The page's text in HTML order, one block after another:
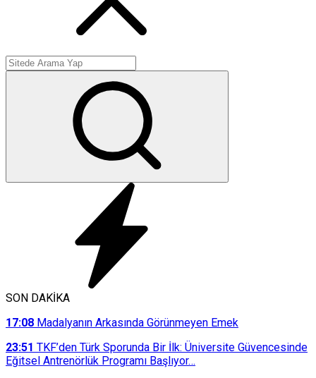
SON DAKİKA
17:08 Madalyanın Arkasında Görünmeyen Emek
23:51 TKF’den Türk Sporunda Bir İlk: Üniversite Güvencesinde
Eğitsel Antrenörlük Programı Başlıyor…